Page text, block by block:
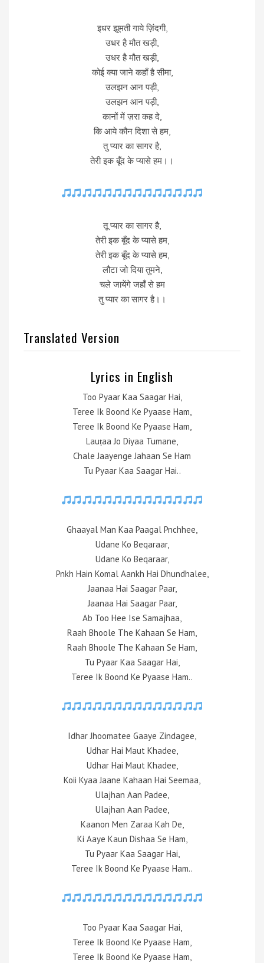
इधर झूमती गाये ज़िंदगी,
उधर है मौत खड़ी,
उधर है मौत खड़ी,
कोई क्या जाने कहाँ है सीमा,
उलझन आन पड़ी,
उलझन आन पड़ी,
कानों में ज़रा कह दे,
कि आये कौन दिशा से हम,
तु प्यार का सागर है,
तेरी इक बूँद के प्यासे हम।।
तू प्यार का सागर है,
तेरी इक बूँद के प्यासे हम,
तेरी इक बूँद के प्यासे हम,
लौटा जो दिया तुमने,
चले जायेंगे जहाँ से हम
तु प्यार का सागर है।।
Translated Version
Lyrics in English
Too Pyaar Kaa Saagar Hai,
Teree Ik Boond Ke Pyaase Ham,
Teree Ik Boond Ke Pyaase Ham,
Lauṭaa Jo Diyaa Tumane,
Chale Jaayenge Jahaan Se Ham
Tu Pyaar Kaa Saagar Hai..
Ghaayal Man Kaa Paagal Pnchhee,
Udane Ko Beqaraar,
Udane Ko Beqaraar,
Pnkh Hain Komal Aankh Hai Dhundhalee,
Jaanaa Hai Saagar Paar,
Jaanaa Hai Saagar Paar,
Ab Too Hee Ise Samajhaa,
Raah Bhoole The Kahaan Se Ham,
Raah Bhoole The Kahaan Se Ham,
Tu Pyaar Kaa Saagar Hai,
Teree Ik Boond Ke Pyaase Ham..
Idhar Jhoomatee Gaaye Zindagee,
Udhar Hai Maut Khadee,
Udhar Hai Maut Khadee,
Koii Kyaa Jaane Kahaan Hai Seemaa,
Ulajhan Aan Padee,
Ulajhan Aan Padee,
Kaanon Men Zaraa Kah De,
Ki Aaye Kaun Dishaa Se Ham,
Tu Pyaar Kaa Saagar Hai,
Teree Ik Boond Ke Pyaase Ham..
Too Pyaar Kaa Saagar Hai,
Teree Ik Boond Ke Pyaase Ham,
Teree Ik Boond Ke Pyaase Ham,